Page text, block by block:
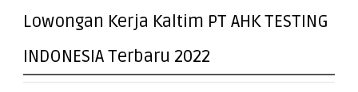
Lowongan Kerja Kaltim PT AHK TESTING
INDONESIA Terbaru 2022